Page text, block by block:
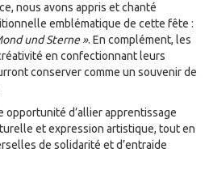
nous avons appris et chanté
emblématique de cette fête :
und Sterne ». En complément, les
en confectionnant leurs
conserver comme un souvenir de
opportunité d’allier apprentissage
et expression artistique, tout en
de solidarité et d’entraide